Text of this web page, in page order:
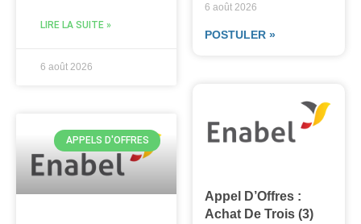
LIRE LA SUITE »
6 août 2026
APPELS D'OFFRES
6 août 2026
POSTULER »
Appel D’Offres :
Achat De Trois (3)